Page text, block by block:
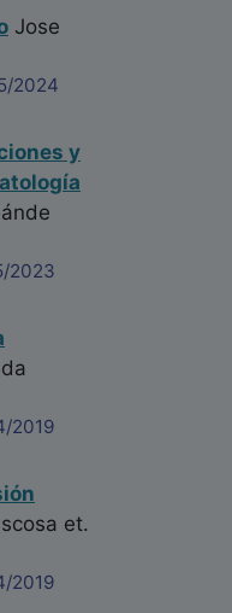
Jose
2024
y
2023
2019
et.
2019